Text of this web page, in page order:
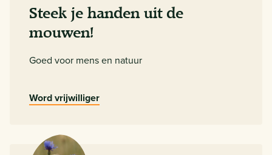
Steek je handen uit de
mouwen!
Goed voor mens en natuur
Word vrijwilliger